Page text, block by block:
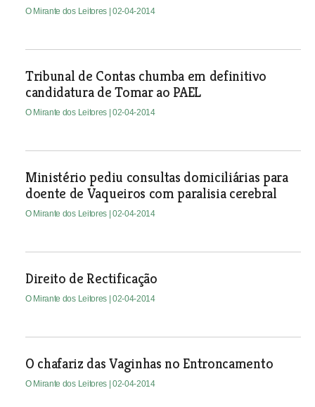
O Mirante dos Leitores | 02-04-2014
Tribunal de Contas chumba em definitivo
candidatura de Tomar ao PAEL
O Mirante dos Leitores | 02-04-2014
Ministério pediu consultas domiciliárias para
doente de Vaqueiros com paralisia cerebral
O Mirante dos Leitores | 02-04-2014
Direito de Rectificação
O Mirante dos Leitores | 02-04-2014
O chafariz das Vaginhas no Entroncamento
O Mirante dos Leitores | 02-04-2014